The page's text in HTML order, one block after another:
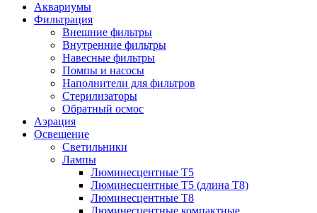
Аквариумы
Фильтрация
Внешние фильтры
Внутренние фильтры
Навесные фильтры
Помпы и насосы
Наполнители для фильтров
Стерилизаторы
Обратный осмос
Аэрация
Освещение
Светильники
Лампы
Люминесцентные T5
Люминесцентные T5 (длина T8)
Люминесцентные T8